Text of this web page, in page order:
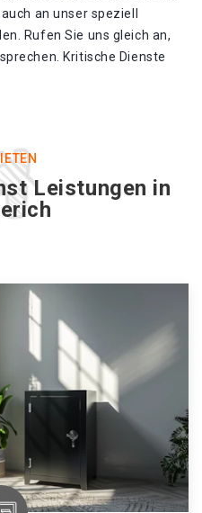
an unser speziell
Rufen Sie uns gleich an,
Kritische Dienste
Leistungen in